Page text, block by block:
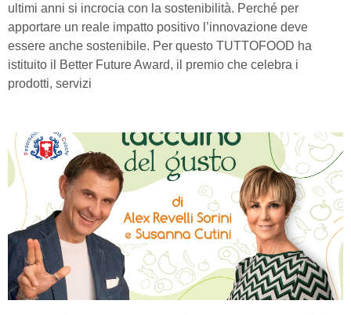
ultimi anni si incrocia con la sostenibilità. Perché per
apportare un reale impatto positivo l’innovazione deve
essere anche sostenibile. Per questo TUTTOFOOD ha
istituito il Better Future Award, il premio che celebra i
prodotti, servizi